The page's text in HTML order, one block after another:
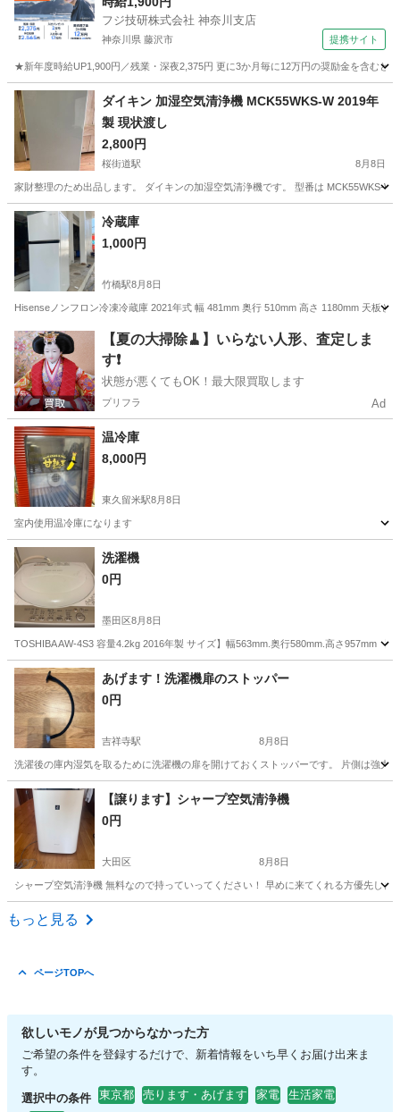
フジ技研株式会社 神奈川支店
神奈川県 藤沢市 提携サイト
★新年度時給UP1,900円／残業・深夜2,375円 更に3か月毎に12万円の奨励金を含む
神奈川 藤沢市 その他
ダイキン 加湿空気清浄機 MCK55WKS-W 2019年
製 現状渡し
2,800円
桜街道駅 8月8日
家財整理のため出品します。 ダイキンの加湿空気清浄機です。 型番は MCK55WKS-
東京 武蔵村山市 桜街道駅
冷蔵庫
1,000円
竹橋駅8月8日
Hisenseノンフロン冷凍冷蔵庫 2021年式 幅 481mm 奥行 510mm 高さ 1180mm 天板と
東京 千代田区 竹橋駅 キッチン家電 Hisense
【夏の大掃除🧹】いらない人形、査定しま
す❗️
状態が悪くてもOK！最大限買取します
プリフラ Ad
温冷庫
8,000円
東久留米駅8月8日
室内使用温冷庫になります
東京 東久留米市 東久留米駅
洗濯機
0円
墨田区8月8日
TOSHIBA AW-4S3 容量4.2kg 2016年製 サイズ】幅563mm.奥行580mm.高さ957mm
東京 墨田区 生活家電
あげます！洗濯機扉のストッパー
0円
吉祥寺駅 8月8日
洗濯後の庫内湿気を取るために洗濯機の扉を開けておくストッパーです。 片側は強
東京 武蔵野市 吉祥寺駅 磁石
【譲ります】シャープ空気清浄機
0円
大田区 8月8日
シャープ空気清浄機 無料なので持っていってください！ 早めに来てくれる方優先しま
東京 大田区
もっと見る
ページTOPへ
欲しいモノが見つからなかった方
ご希望の条件を登録するだけで、新着情報をいち早くお届け出来ま
す。
選択中の条件 東京都 売ります・あげます 家電
生活家電